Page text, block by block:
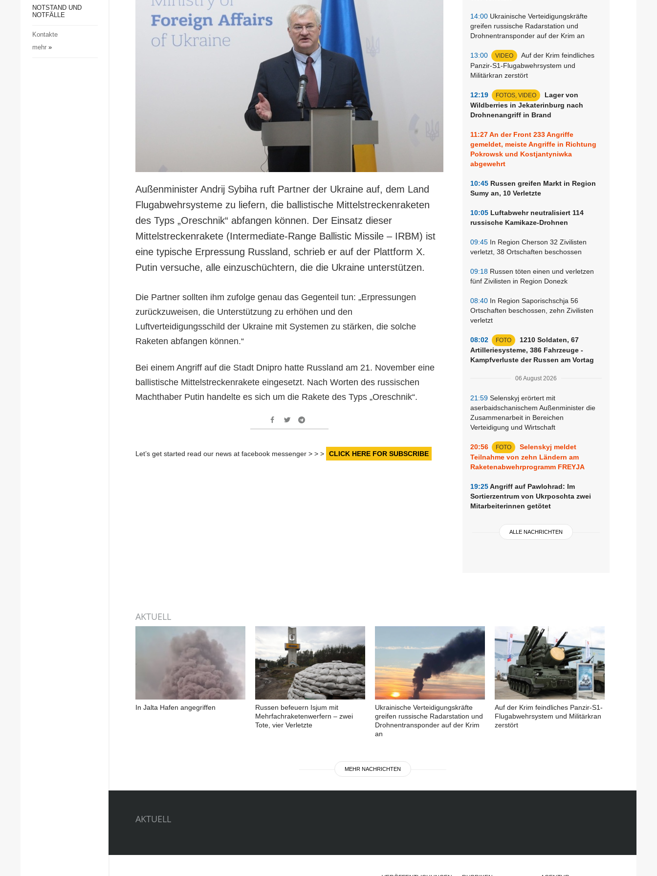
Gesellschaft und Kultur
NOTSTAND UND
NOTFÄLLE
Kontakte
mehr»
14:00 Ukrainische Verteidigungskräfte
greifen russische Radarstation und
Drohnentransponder auf der Krim an
13:00 VIDEO
Auf der Krim feindliches
Panzir-S1-Flugabwehrsystem und
Militärkran zerstört
12:19 FOTOS, VIDEO
Lager von
Wildberries in Jekaterinburg nach
Drohnenangriff in Brand
11:27An der Front 233 Angriffe
gemeldet, meiste Angriffe in Richtung
Pokrowsk und Kostjantyniwka
abgewehrt
10:45 Russen greifen Markt in Region
Sumy an, 10 Verletzte
10:05 Luftabwehr neutralisiert 114
russische Kamikaze-Drohnen
09:45 In Region Cherson 32 Zivilisten
verletzt, 38 Ortschaften beschossen
09:18 Russen töten einen und verletzen
fünf Zivilisten in Region Donezk
08:40 In Region Saporischschja 56
Ortschaften beschossen, zehn Zivilisten
verletzt
08:02 FOTO
1210 Soldaten, 67
Artilleriesysteme, 386 Fahrzeuge -
Kampfverluste der Russen am Vortag
06 August 2026
21:59 Selenskyj erörtert mit
aserbaidschanischem Außenminister die
Zusammenarbeit in Bereichen
Verteidigung und Wirtschaft
20:56 FOTO
Selenskyj meldet
Teilnahme von zehn Ländern am
Raketenabwehrprogramm FREYJA
19:25Angriff auf Pawlohrad: Im
Sortierzentrum von Ukrposchta zwei
Mitarbeiterinnen getötet
ALLE NACHRICHTEN
Außenminister Andrij Sybiha ruft Partner der Ukraine auf, dem Land
Flugabwehrsysteme zu liefern, die ballistische Mittelstreckenraketen
des Typs „Oreschnik“ abfangen können. Der Einsatz dieser
Mittelstreckenrakete (Intermediate-Range Ballistic Missile – IRBM) ist
eine typische Erpressung Russland, schrieb er auf der Plattform X.
Putin versuche, alle einzuschüchtern, die die Ukraine unterstützen.
Die Partner sollten ihm zufolge genau das Gegenteil tun: „Erpressungen
zurückzuweisen, die Unterstützung zu erhöhen und den
Luftverteidigungsschild der Ukraine mit Systemen zu stärken, die solche
Raketen abfangen können.“
Bei einem Angriff auf die Stadt Dnipro hatte Russland am 21. November eine
ballistische Mittelstreckenrakete eingesetzt. Nach Worten des russischen
Machthaber Putin handelte es sich um die Rakete des Typs „Oreschnik“.
Let’s get started read our news at facebook messenger > > > CLICK HERE FOR SUBSCRIBE
AKTUELL
In Jalta Hafen angegriffen
Russen befeuern Isjum mit
Mehrfachraketenwerfern – zwei
Tote, vier Verletzte
Ukrainische Verteidigungskräfte
greifen russische Radarstation und
Drohnentransponder auf der Krim
an
Auf der Krim feindliches Panzir-S1-
Flugabwehrsystem und Militärkran
zerstört
MEHR NACHRICHTEN
AKTUELL